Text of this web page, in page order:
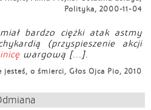
Polityka, 2000-11-04
bardzo ciężki atak astmy
(przyspieszenie akcji
wargową [...].
jesteś, o śmierci, Głos Ojca Pio, 2010